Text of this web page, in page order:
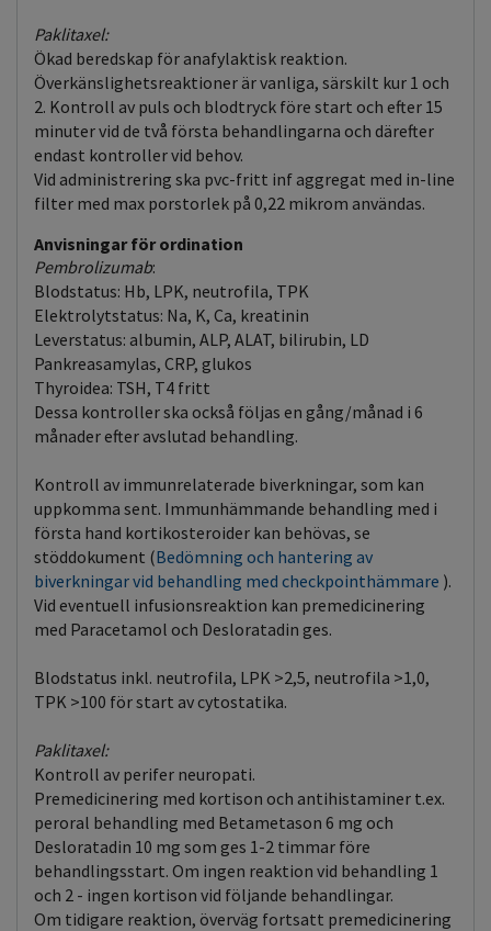
Paklitaxel:
Ökad beredskap för anafylaktisk reaktion.
Överkänslighetsreaktioner är vanliga, särskilt kur 1 och
2. Kontroll av puls och blodtryck före start och efter 15
minuter vid de två första behandlingarna och därefter
endast kontroller vid behov.
Vid administrering ska pvc-fritt inf aggregat med in-line
filter med max porstorlek på 0,22 mikrom användas.
Anvisningar för ordination
Pembrolizumab:
Blodstatus: Hb, LPK, neutrofila, TPK
Elektrolytstatus: Na, K, Ca, kreatinin
Leverstatus: albumin, ALP, ALAT, bilirubin, LD
Pankreasamylas, CRP, glukos
Thyroidea: TSH, T4 fritt
Dessa kontroller ska också följas en gång/månad i 6
månader efter avslutad behandling.
Kontroll av immunrelaterade biverkningar, som kan
uppkomma sent. Immunhämmande behandling med i
första hand kortikosteroider kan behövas, se
stöddokument (Bedömning och hantering av
biverkningar vid behandling med checkpointhämmare ).
Vid eventuell infusionsreaktion kan premedicinering
med Paracetamol och Desloratadin ges.
Blodstatus inkl. neutrofila, LPK >2,5, neutrofila >1,0,
TPK >100 för start av cytostatika.
Paklitaxel:
Kontroll av perifer neuropati.
Premedicinering med kortison och antihistaminer t.ex.
peroral behandling med Betametason 6 mg och
Desloratadin 10 mg som ges 1-2 timmar före
behandlingsstart. Om ingen reaktion vid behandling 1
och 2 - ingen kortison vid följande behandlingar.
Om tidigare reaktion, överväg fortsatt premedicinering